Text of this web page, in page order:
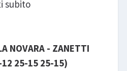
subito
NOVARA - ZANETTI
12 25-15 25-15)